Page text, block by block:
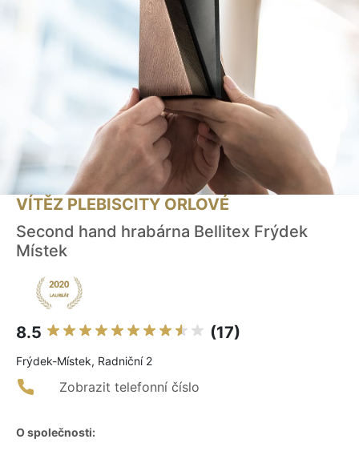
VÍTĚZ PLEBISCITY ORLOVÉ
Second hand hrabárna Bellitex Frýdek
Místek
8.5 (17)
Frýdek-Místek, Radniční 2
Zobrazit telefonní číslo
O společnosti: